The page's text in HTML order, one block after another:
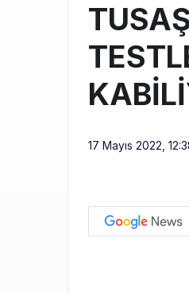
17 Mayıs 2022,